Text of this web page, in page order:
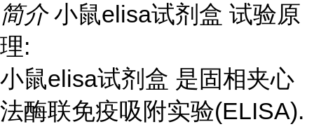
简介 小鼠elisa试剂盒 试验原
理:
小鼠elisa试剂盒 是固相夹心
法酶联免疫吸附实验(ELISA).